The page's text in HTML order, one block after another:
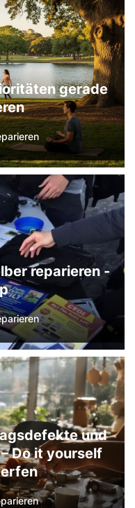
gerade
reparieren -
und
Do it yourself